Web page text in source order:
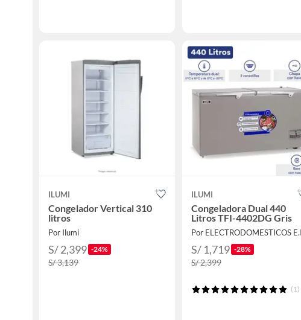
ILUMI
Congelador Vertical 310
litros
Por Ilumi
S/ 2,399 -24%
S/ 3,139
ILUMI
Congeladora Dual 440
Litros TFI-4402DG Gris
S/ 1,719 -28%
S/ 2,399
(1)